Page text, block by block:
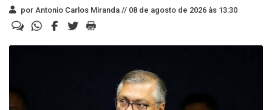
por Antonio Carlos Miranda // 08 de agosto de 2026 às 13:30